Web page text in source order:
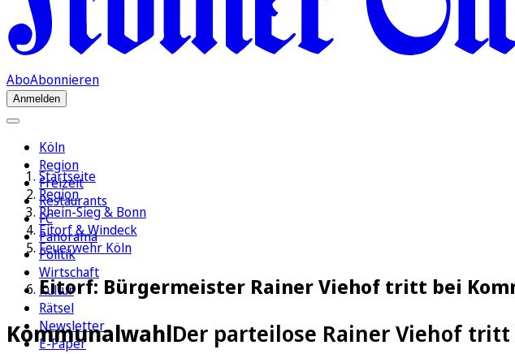
AboAbonnieren
Anmelden
Köln
Region
Freizeit
Restaurants
FC
Panorama
Politik
Wirtschaft
Kultur
Rätsel
Newsletter
E-Paper
Startseite
Region
Rhein-Sieg & Bonn
Eitorf & Windeck
Feuerwehr Köln
Eitorf: Bürgermeister Rainer Viehof tritt bei
KommunalwahlDer parteilose Rainer Viehof